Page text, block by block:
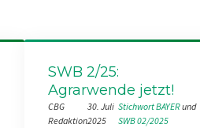
SWB 2/25:
Agrarwende jetzt!
CBG
Redaktion
30. Juli
2025
Stichwort BAYER
und
SWB 02/2025